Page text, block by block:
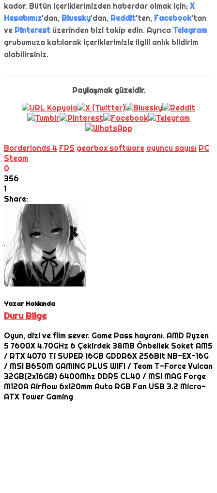
kadar. Bütün içeriklerimizden haberdar olmak için; X
Hesabımız'dan, Bluesky'dan, Reddit'ten, Facebook'tan
ve Pinterest üzerinden bizi takip edin. Ayrıca Telegram
grubumuza katılarak içeriklerimizle ilgili anlık bildirim
alabilirsiniz.
Paylaşmak güzeldir.
Borderlands 4 FPS gearbox software oyuncu sayısı PC
Steam
0
356
1
Share:
Yazar Hakkında
Duru Bilge
Oyun, dizi ve film sever. Game Pass hayranı. AMD Ryzen
5 7600X 4.70GHz 6 Çekirdek 38MB Önbellek Soket AM5
/ RTX 4070 Ti SUPER 16GB GDDR6X 256Bit NB-EX-16G
/ MSI B650M GAMING PLUS WIFI / Team T-Force Vulcan
32GB(2x16GB) 6400Mhz DDR5 CL40 / MSI MAG Forge
M120A Airflow 6x120mm Auto RGB Fan USB 3.2 Micro-
ATX Tower Gaming